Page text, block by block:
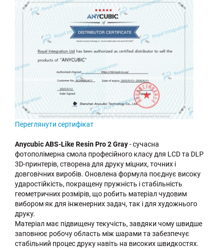
Переглянути сертифікат
Anycubic ABS-Like Resin Pro 2 Gray- сучасна
фотополімерна смола професійного класу для LCD та DLP
3D-принтерів, створена для друку міцних, точних і
довговічних виробів. Оновлена формула поєднує високу
ударостійкість, покращену пружність і стабільність
геометричних розмірів, що робить матеріал чудовим
вибором як для інженерних задач, так і для художнього
друку.
Матеріал має підвищену текучість, завдяки чому швидше
заповнює робочу область між шарами та забезпечує
стабільний процес друку навіть на високих швидкостях.